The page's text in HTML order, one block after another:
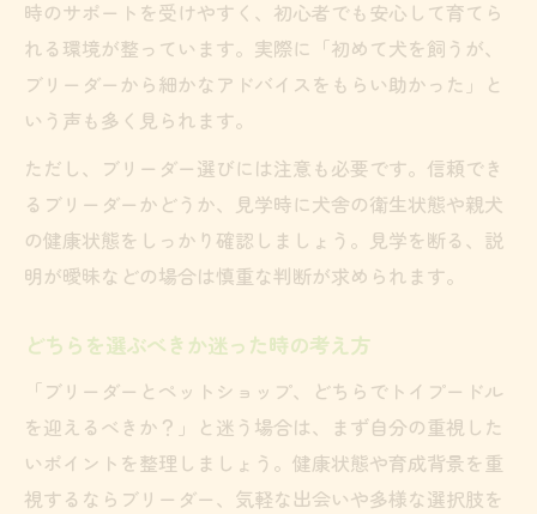
時のサポートを受けやすく、初心者でも安心して育てら
れる環境が整っています。実際に「初めて犬を飼うが、
ブリーダーから細かなアドバイスをもらい助かった」と
いう声も多く見られます。
ただし、ブリーダー選びには注意も必要です。信頼でき
るブリーダーかどうか、見学時に犬舎の衛生状態や親犬
の健康状態をしっかり確認しましょう。見学を断る、説
明が曖昧などの場合は慎重な判断が求められます。
どちらを選ぶべきか迷った時の考え方
「ブリーダーとペットショップ、どちらでトイプードル
を迎えるべきか？」と迷う場合は、まず自分の重視した
いポイントを整理しましょう。健康状態や育成背景を重
視するならブリーダー、気軽な出会いや多様な選択肢を